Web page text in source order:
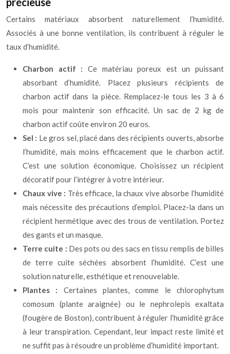
Certains matériaux absorbent naturellement l’humidité.
Associés à une bonne ventilation, ils contribuent à réguler le
taux d’humidité.
Charbon actif : Ce matériau poreux est un puissant
absorbant d’humidité. Placez plusieurs récipients de
charbon actif dans la pièce. Remplacez-le tous les 3 à 6
mois pour maintenir son efficacité. Un sac de 2 kg de
charbon actif coûte environ 20 euros.
Sel : Le gros sel, placé dans des récipients ouverts, absorbe
l’humidité, mais moins efficacement que le charbon actif.
C’est une solution économique. Choisissez un récipient
décoratif pour l’intégrer à votre intérieur.
Chaux vive : Très efficace, la chaux vive absorbe l’humidité
mais nécessite des précautions d’emploi. Placez-la dans un
récipient hermétique avec des trous de ventilation. Portez
des gants et un masque.
Terre cuite : Des pots ou des sacs en tissu remplis de billes
de terre cuite séchées absorbent l’humidité. C’est une
solution naturelle, esthétique et renouvelable.
Plantes : Certaines plantes, comme le chlorophytum
comosum (plante araignée) ou le nephrolepis exaltata
(fougère de Boston), contribuent à réguler l’humidité grâce
à leur transpiration. Cependant, leur impact reste limité et
ne suffit pas à résoudre un problème d’humidité important.